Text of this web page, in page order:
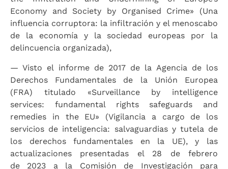
Economy and Society by Organised Crime» (Una
influencia corruptora: la infiltración y el menoscabo
de la economía y la sociedad europeas por la
delincuencia organizada),
— Visto el informe de 2017 de la Agencia de los
Derechos Fundamentales de la Unión Europea
(FRA) titulado «Surveillance by intelligence
services: fundamental rights safeguards and
remedies in the EU» (Vigilancia a cargo de los
servicios de inteligencia: salvaguardias y tutela de
los derechos fundamentales en la UE), y las
actualizaciones presentadas el 28 de febrero
de 2023 a la Comisión de Investigación para